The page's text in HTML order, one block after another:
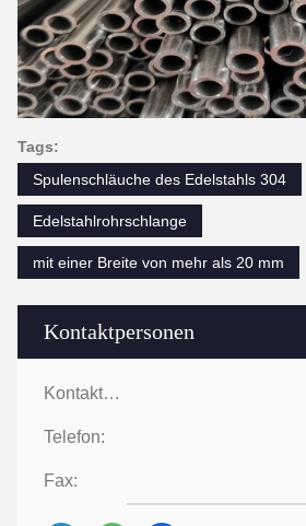
Kontaktpersonen
Kontaktpersonen:
Telefon:
Fax:
Tags:
Spulenschläuche des Edelstahls 304
Edelstahlrohrschlange
mit einer Breite von mehr als 20 mm